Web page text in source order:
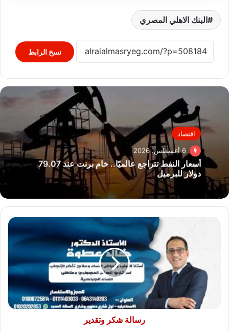
البنك الاهلي المصري
نسخ الرابط
اقتصاد
6 أغسطس، 2026
أسعار النفط تتراجع عالميًا.. خام برنت عند 79.07
دولار للبرميل
رسالة شكر وتقدير